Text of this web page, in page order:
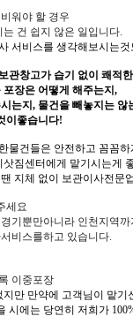
워야 할 경우
건 쉽지 않은 일입니다.
서비스를 생각해보시는
관창고가 습기 없이 쾌적
장은 어떻게 해주는지,
는지, 물건을 빼놓지는 않
이좋습니다!
물건들은 안전하고 꼼꼼
짐센터에게 맡기시는게
지체 없이 보관이사전문
세요
기뿐만아니라 인천지역까
비스를하고 있습니다.
이중포장
만 만약에 고객님이 맡기
시에는 당연히 저희가